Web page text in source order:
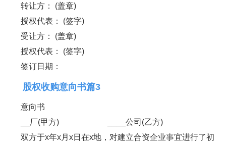
转让方： (盖章)
授权代表： (签字)
受让方： (盖章)
授权代表： (签字)
签订日期：
股权收购意向书篇3
意向书
__厂(甲方) ____公司(乙方)
双方于x年x月x日在x地，对建立合资企业事宜进行了初